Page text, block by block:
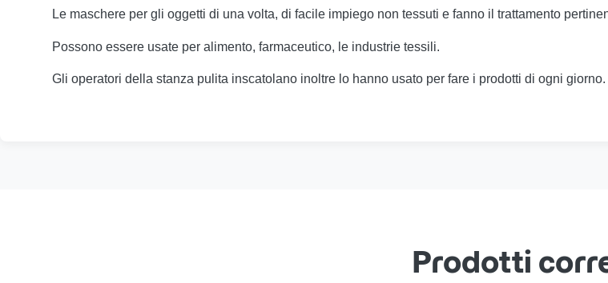
Le maschere per gli oggetti di una volta, di facile impiego non tessuti e fanno il trattamento
Possono essere usate per alimento, farmaceutico, le industrie tessili.
Gli operatori della stanza pulita inscatolano inoltre lo hanno usato per fare i prodotti di ogni giorno.
Prodotti